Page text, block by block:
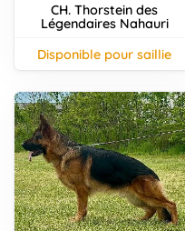
CH. Thorstein des
Légendaires Nahauri
disponible pour saillie